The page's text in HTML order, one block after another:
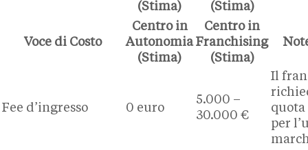
(Stima)
(Stima)
Voce di Costo
Centro in
Autonomia
(Stima)
Centro in
Franchising
(Stima)
Fee d’ingresso 0 euro
5.000 –
30.000 €
Il
per